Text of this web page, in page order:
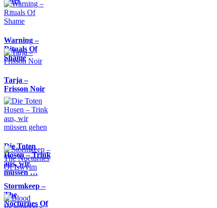
Warning –
Rituals Of
Shame
Tarja –
Frisson Noir
Die Toten
Hosen – Trink
aus, wir
müssen …
Stormkeep –
The
Nocturnes Of